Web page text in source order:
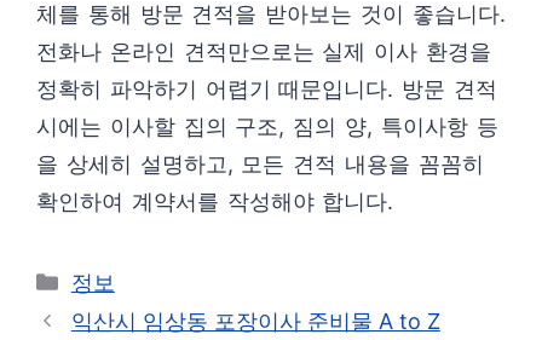
체를 통해 방문 견적을 받아보는 것이 좋습니다.
전화나 온라인 견적만으로는 실제 이사 환경을
정확히 파악하기 어렵기 때문입니다. 방문 견적
시에는 이사할 집의 구조, 짐의 양, 특이사항 등
을 상세히 설명하고, 모든 견적 내용을 꼼꼼히
확인하여 계약서를 작성해야 합니다.
카
테
정보
익산시 임상동 포장이사 준비물 A to Z